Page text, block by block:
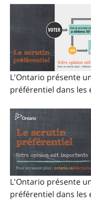
L'Ontario présente
préférentiel dans les
L'Ontario présente
préférentiel dans les